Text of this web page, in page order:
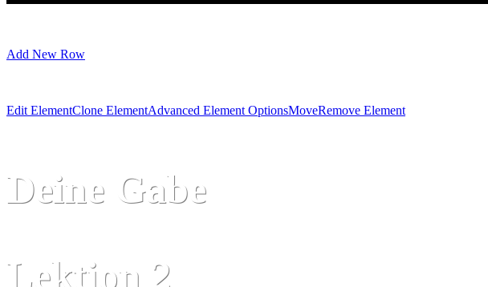
Add New Row
Edit ElementClone ElementAdvanced Element OptionsMoveRemove Element
Deine Gabe
Lektion 2